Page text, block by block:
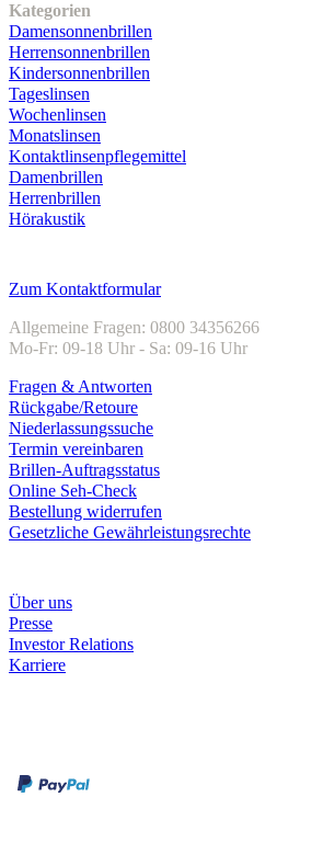
Kategorien
Damensonnenbrillen
Herrensonnenbrillen
Kindersonnenbrillen
Tageslinsen
Wochenlinsen
Monatslinsen
Kontaktlinsenpflegemittel
Damenbrillen
Herrenbrillen
Hörakustik
Zum Kontaktformular
Allgemeine Fragen: 0800 34356266
Mo-Fr: 09-18 Uhr - Sa: 09-16 Uhr
Fragen & Antworten
Rückgabe/Retoure
Niederlassungssuche
Termin vereinbaren
Brillen-Auftragsstatus
Online Seh-Check
Bestellung widerrufen
Gesetzliche Gewährleistungsrechte
Über uns
Presse
Investor Relations
Karriere